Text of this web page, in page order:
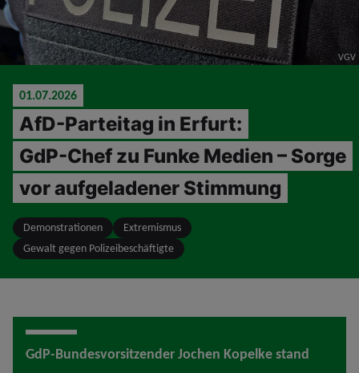
VGV
01.07.2026
AfD-Parteitag in Erfurt:
GdP-Chef zu Funke Medien – Sorge
vor aufgeladener Stimmung
Demonstrationen
Extremismus
Gewalt gegen Polizeibeschäftigte
GdP-Bundesvorsitzender Jochen Kopelke stand